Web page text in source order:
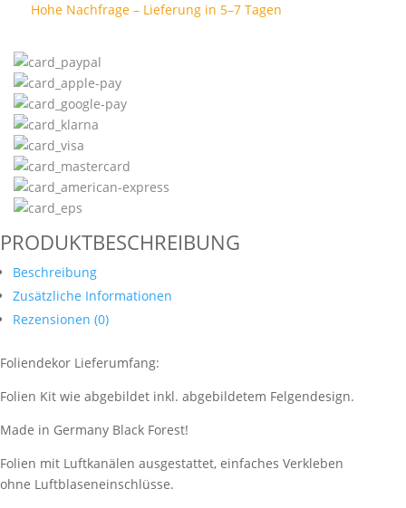
Hohe Nachfrage – Lieferung in 5–7 Tagen
PRODUKTBESCHREIBUNG
Beschreibung
Zusätzliche Informationen
Rezensionen (0)
Foliendekor Lieferumfang:
Folien Kit wie abgebildet inkl. abgebildetem Felgendesign.
Made in Germany Black Forest!
Folien mit Luftkanälen ausgestattet, einfaches Verkleben
ohne Luftblaseneinschlüsse.